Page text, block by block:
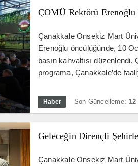
ÇOMÜ Rektörü Erenoğlu
Çanakkale Onsekiz Mart
Erenoğlu öncülüğünde, 10
basın kahvaltısı
programa, Çanakkale’de
Haber Son Güncelleme:
Geleceğin Dirençli
Çanakkale Onsekiz Mart